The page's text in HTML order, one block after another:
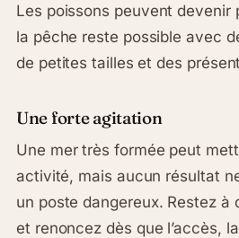
Les poissons peuvent devenir
la pêche reste possible avec
de petites tailles et des
Une forte agitation
Une mer très formée peut
activité, mais aucun résultat
un poste dangereux. Restez à
et renoncez dès que l’accès,